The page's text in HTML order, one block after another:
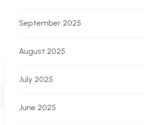
September 2025
August 2025
July 2025
June 2025